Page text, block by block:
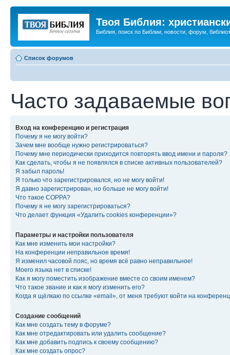
Твоя Библия:
Библия, поиск по Библии, новости, форум,
Список форумов
Часто задаваемые
Вход на конференцию и регистрация
Почему я не могу войти?
Зачем мне вообще нужно регистрироваться?
Почему мне периодически приходится повторять ввод имени и пароля?
Как сделать, чтобы я не появлялся в списке активных пользователей?
Я забыл пароль!
Я только что зарегистрировался, но не могу войти!
Я давно зарегистрирован, но больше не могу войти!
Что такое COPPA?
Почему я не могу зарегистрироваться?
Что делает функция «Удалить cookies конференции»?
Параметры и настройки пользователя
Как мне изменить мои настройки?
На конференции неправильное время!
Я изменил часовой пояс, но время всё равно неправильное!
Моего языка нет в списке!
Как я могу поместить изображение вместе со своим именем?
Что такое звание и как я могу изменить его?
Когда я щёлкаю по ссылке «email», от меня требуют войти на
Создание сообщений
Как мне создать тему в форуме?
Как мне отредактировать или удалить сообщение?
Как мне добавить подпись к своему сообщению?
Как мне создать опрос?